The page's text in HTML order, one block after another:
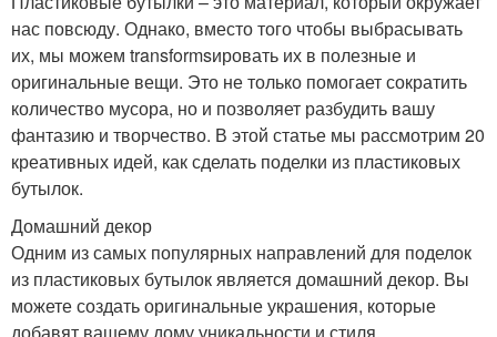
нас повсюду. Однако, вместо того чтобы выбрасывать
их, мы можем transformsировать их в полезные и
оригинальные вещи. Это не только помогает сократить
количество мусора, но и позволяет разбудить вашу
фантазию и творчество. В этой статье мы рассмотрим 20
креативных идей, как сделать поделки из пластиковых
бутылок.
Домашний декор
Одним из самых популярных направлений для поделок
из пластиковых бутылок является домашний декор. Вы
можете создать оригинальные украшения, которые
добавят вашему дому уникальности и стиля.